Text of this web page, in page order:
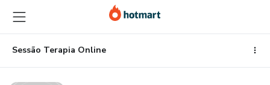
para
o
conteúdo
principal
para
o
pagamento
para
o
rodapé
Sessão Terapia Online